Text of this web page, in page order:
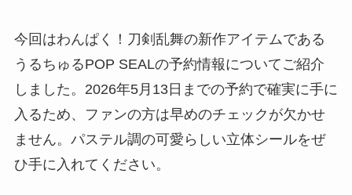
今回はわんぱく！刀剣乱舞の新作アイテムである
うるちゅるPOP SEALの予約情報についてご紹介
しました。2026年5月13日までの予約で確実に手に
入るため、ファンの方は早めのチェックが欠かせ
ません。パステル調の可愛らしい立体シールをぜ
ひ手に入れてください。